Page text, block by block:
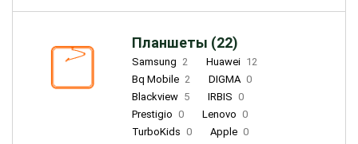
Планшеты (22)
Samsung 2 Huawei 12
Bq Mobile 2 DIGMA 0
Blackview 5 IRBIS 0
Prestigio 0 Lenovo 0
TurboKids 0 Apple 0